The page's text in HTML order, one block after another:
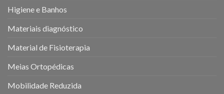
Higiene e Banhos
Materiais diagnóstico
Material de Fisioterapia
Meias Ortopédicas
Mobilidade Reduzida